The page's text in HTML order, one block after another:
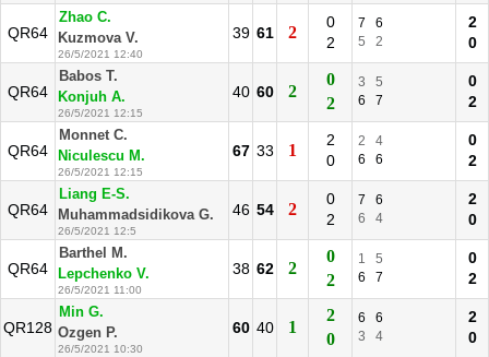
QR64
Zhao C.
Kuzmova V.
26/5/2021 12:40
39 61 2
0
2
7
6
5
2
2
0
QR64
Babos T.
Konjuh A.
26/5/2021 12:15
40 60 2
0
2
3
5
6
7
0
2
QR64
Monnet C.
Niculescu M.
26/5/2021 12:15
67 33 1
2
0
2
4
6
6
0
2
QR64
Liang E-S.
Muhammadsidikova G.
26/5/2021 12:5
46 54 2
0
2
7
6
6
4
2
0
QR64
Barthel M.
Lepchenko V.
26/5/2021 11:00
38 62 2
0
2
1
5
6
7
0
2
QR128
Min G.
Ozgen P.
26/5/2021 10:30
60 40 1
2
0
6
6
3
4
2
0